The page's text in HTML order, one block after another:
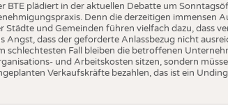
BTE plädiert in der aktuellen Debatte um
Denn die derzeitigen immensen
Städte und Gemeinden führen vielfach dazu, dass
Angst, dass der geforderte Anlassbezug nicht
schlechtesten Fall bleiben die betroffenen
und Arbeitskosten sitzen, sondern
Verkaufskräfte bezahlen, das ist ein